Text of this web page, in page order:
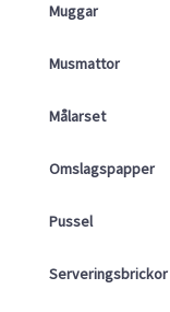
Muggar
Musmattor
Målarset
Omslagspapper
Pussel
Serveringsbrickor